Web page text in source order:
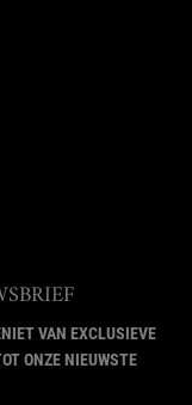
VAN EXCLUSIEVE
ONZE NIEUWSTE